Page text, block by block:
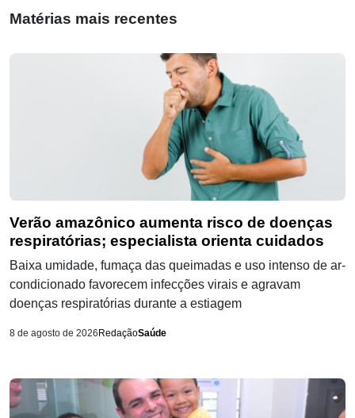
Matérias mais recentes
Verão amazônico aumenta risco de doenças
respiratórias; especialista orienta cuidados
Baixa umidade, fumaça das queimadas e uso intenso de ar-
condicionado favorecem infecções virais e agravam
doenças respiratórias durante a estiagem
8 de agosto de 2026 RedaçãoSaúde